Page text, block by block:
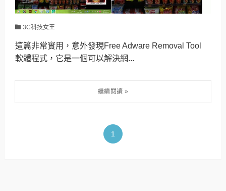
3C科技女王
這篇非常實用，意外發現Free Adware Removal Tool
軟體程式，它是一個可以解決網...
1